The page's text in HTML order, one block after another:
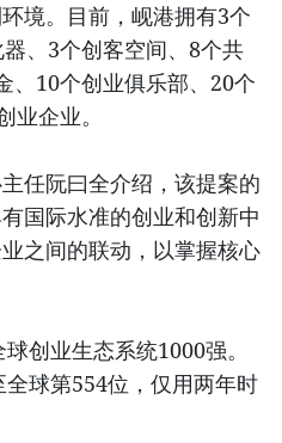
境。目前，岘港拥有3个
、3个创客空间、8个共
、10个创业俱乐部、20个
企业。
任阮曰全介绍，该提案的
国际水准的创业和创新中
之间的联动，以掌握核心
创业生态系统1000强。
球第554位，仅用两年时